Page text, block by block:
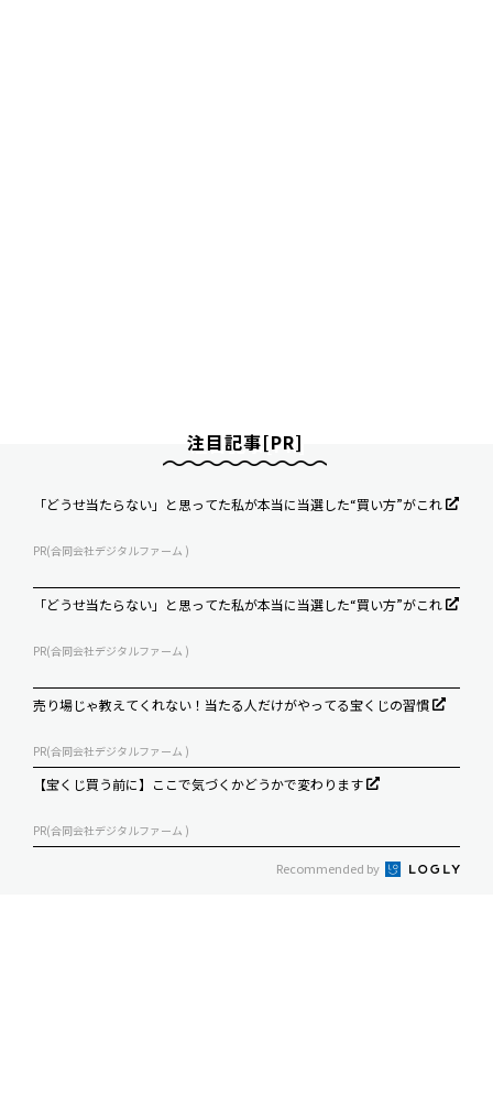
注目記事[PR]
「どうせ当たらない」と思ってた私が本当に当選した“買い方”がこれ
PR(合同会社デジタルファーム )
「どうせ当たらない」と思ってた私が本当に当選した“買い方”がこれ
PR(合同会社デジタルファーム )
売り場じゃ教えてくれない！当たる人だけがやってる宝くじの習慣
PR(合同会社デジタルファーム )
【宝くじ買う前に】ここで気づくかどうかで変わります
PR(合同会社デジタルファーム )
Recommended by